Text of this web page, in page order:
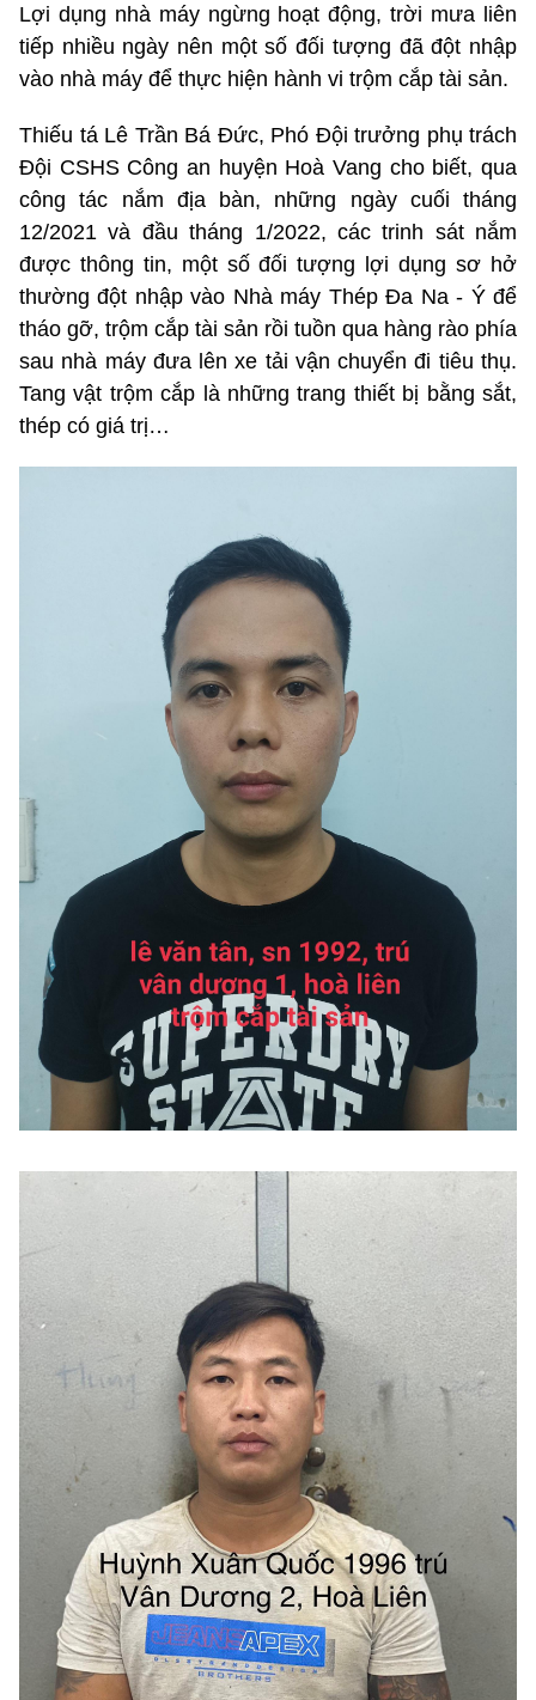
Lợi dụng nhà máy ngừng hoạt động, trời mưa liên
tiếp nhiều ngày nên một số đối tượng đã đột nhập
vào nhà máy để thực hiện hành vi trộm cắp tài sản.
Thiếu tá Lê Trần Bá Đức, Phó Đội trưởng phụ trách
Đội CSHS Công an huyện Hoà Vang cho biết, qua
công tác nắm địa bàn, những ngày cuối tháng
12/2021 và đầu tháng 1/2022, các trinh sát nắm
được thông tin, một số đối tượng lợi dụng sơ hở
thường đột nhập vào Nhà máy Thép Đa Na - Ý để
tháo gỡ, trộm cắp tài sản rồi tuồn qua hàng rào phía
sau nhà máy đưa lên xe tải vận chuyển đi tiêu thụ.
Tang vật trộm cắp là những trang thiết bị bằng sắt,
thép có giá trị…